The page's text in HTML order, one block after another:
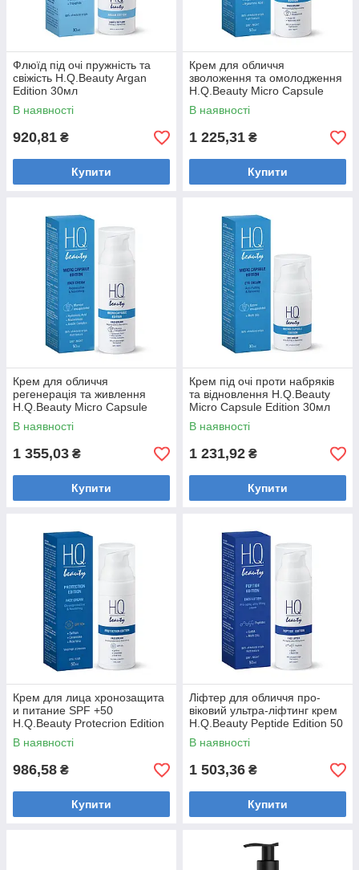
Флюїд під очі пружність та
свіжість H.Q.Beauty Argan
Edition 30мл
В наявності
920,81 ₴
Купити
Крем для обличчя
зволоження та омолодження
H.Q.Beauty Micro Capsule
Edition 50 мл
В наявності
1 225,31 ₴
Купити
Крем для обличчя
регенерація та живлення
H.Q.Beauty Micro Capsule
Edition 50мл
В наявності
1 355,03 ₴
Купити
Крем під очі проти набряків
та відновлення H.Q.Beauty
Micro Capsule Edition 30мл
В наявності
1 231,92 ₴
Купити
Крем для лица хронозащита
и питание SPF +50
H.Q.Beauty Protecrion Edition
50мл
В наявності
986,58 ₴
Купити
Ліфтер для обличчя про-
віковий ультра-ліфтинг крем
H.Q.Beauty Peptide Edition 50
мл
В наявності
1 503,36 ₴
Купити